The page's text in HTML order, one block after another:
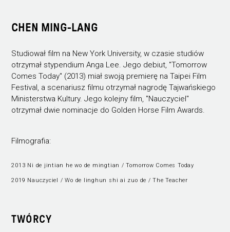
TWÓRCY
CHEN MING-LANG
Studiował film na New York University, w czasie studiów
otrzymał stypendium Anga Lee. Jego debiut, "Tomorrow
Comes Today" (2013) miał swoją premierę na Taipei Film
Festival, a scenariusz filmu otrzymał nagrodę Tajwańskiego
Ministerstwa Kultury. Jego kolejny film, "Nauczyciel"
otrzymał dwie nominacje do Golden Horse Film Awards.
Filmografia:
2013 Ni de jintian he wo de mingtian / Tomorrow Comes Today
2019 Nauczyciel / Wo de linghun shi ai zuo de / The Teacher